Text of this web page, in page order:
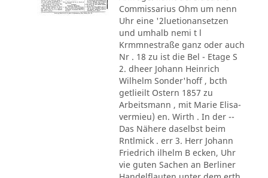
Commissarius Ohm um nenn
Uhr eine '2luetionansetzen
und umhalb nemi t l
Krmmnestraße ganz oder auch
Nr . 18 zu ist die Bel - Etage S
2. dheer Johann Heinrich
Wilhelm Sonder'hoff , bcth
getlieilt Ostern 1857 zu
Arbeitsmann , mit Marie Elisa-
vermieu) en. Wirth . In der --
Das Nähere daselbst beim
Rntlmick . err 3. Herr Johann
Friedrich ilhelm B ecken, Uhr
vie guten Sachen an Berliner